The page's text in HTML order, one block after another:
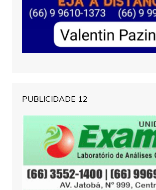
PUBLICIDADE 12